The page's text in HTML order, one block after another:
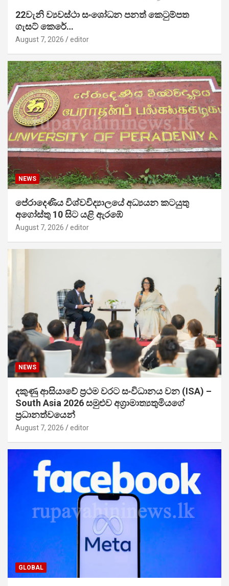
22වැනි ව්‍යවස්ථා සංශෝධන පනත් කෙටුම්පත
ගැසට් කෙරේ…
August 7, 2026 editor
NEWS
පේරාදෙණිය විශ්වවිද්‍යාලයේ අධ්‍යයන කටයුතු
අගෝස්තු 10 සිට යළි ඇරඹේ
August 7, 2026 editor
NEWS
දකුණු ආසියාවේ ප්‍රථම වරට සංවිධානය වන (ISA) –
South Asia 2026 සමුළුව අග්‍රාමාත්‍යතුමියගේ
ප්‍රධානත්වයෙන්
August 7, 2026 editor
GLOBAL